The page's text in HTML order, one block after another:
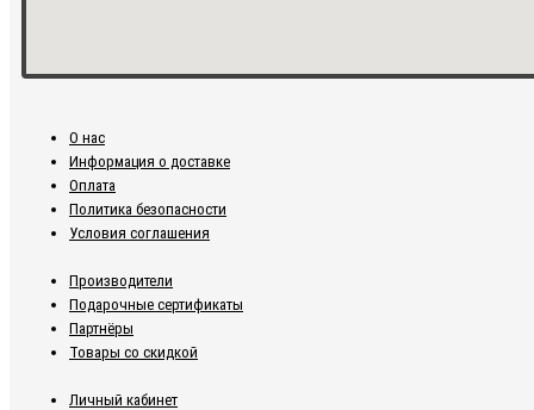
О нас
Информация о доставке
Оплата
Политика безопасности
Условия соглашения
Производители
Подарочные сертификаты
Партнёры
Товары со скидкой
Личный кабинет